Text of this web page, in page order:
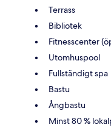
Terrass
Bibliotek
Fitnesscenter
Utomhuspool
Fullständigt spa
Bastu
Ångbastu
Minst 80 %